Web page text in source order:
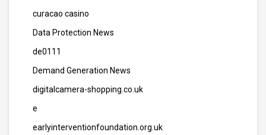
curacao casino
Data Protection News
de0111
Demand Generation News
digitalcamera-shopping.co.uk
e
earlyinterventionfoundation.org.uk